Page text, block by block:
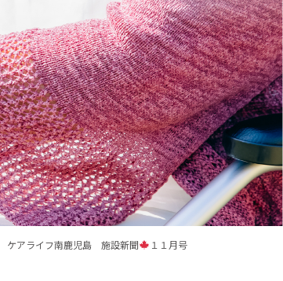
ケアライフ南鹿児島 施設新聞 １１月号